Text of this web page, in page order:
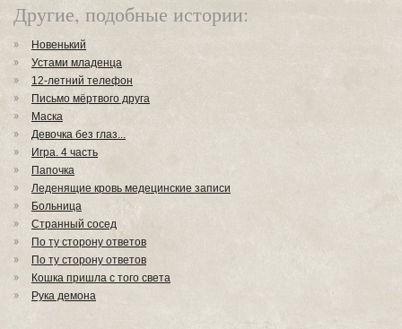
Другие, подобные истории:
Новенький
Устами младенца
12-летний телефон
Письмо мёртвого друга
Маска
Девочка без глаз...
Игра. 4 часть
Папочка
Леденящие кровь медецинские записи
Больница
Странный сосед
По ту сторону ответов
По ту сторону ответов
Кошка пришла с того света
Рука демона